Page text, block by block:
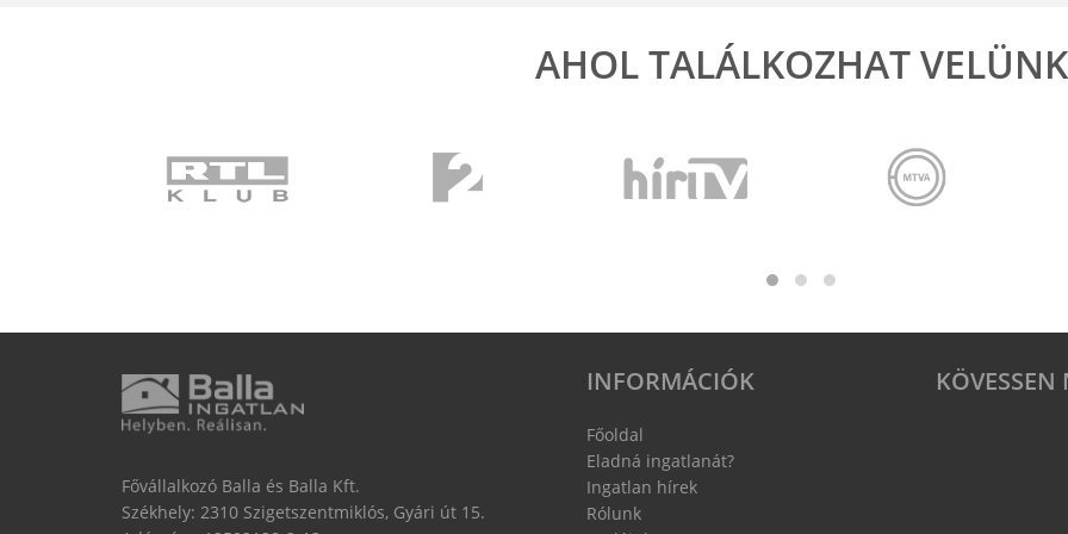
AHOL TALÁLKOZHAT VELÜNK
KÖVESSEN
INFORMÁCIÓK
Főoldal
Eladná ingatlanát?
Ingatlan hírek
Rólunk
Fővállalkozó Balla és Balla Kft.
Székhely: 2310 Szigetszentmiklós, Gyári út 15.